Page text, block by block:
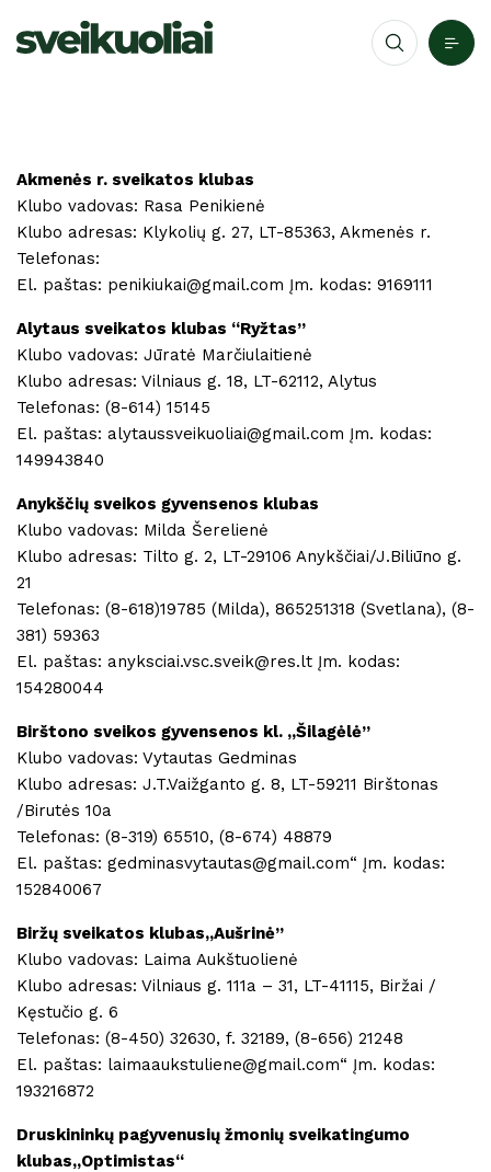
Akmenės r. sveikatos klubas
Klubo vadovas: Rasa Penikienė
Klubo adresas: Klykolių g. 27, LT-85363, Akmenės r.
Telefonas:
El. paštas: penikiukai@gmail.com Įm. kodas: 9169111
Alytaus sveikatos klubas “Ryžtas”
Klubo vadovas: Jūratė Marčiulaitienė
Klubo adresas: Vilniaus g. 18, LT-62112, Alytus
Telefonas: (8-614) 15145
El. paštas: alytaussveikuoliai@gmail.com Įm. kodas:
149943840
Anykščių sveikos gyvensenos klubas
Klubo vadovas: Milda Šerelienė
Klubo adresas: Tilto g. 2, LT-29106 Anykščiai/J.Biliūno g.
21
Telefonas: (8-618)19785 (Milda), 865251318 (Svetlana), (8-
381) 59363
El. paštas: anyksciai.vsc.sveik@res.lt Įm. kodas:
154280044
Birštono sveikos gyvensenos kl. ,,Šilagėlė”
Klubo vadovas: Vytautas Gedminas
Klubo adresas: J.T.Vaižganto g. 8, LT-59211 Birštonas
/Birutės 10a
Telefonas: (8-319) 65510, (8-674) 48879
El. paštas: gedminasvytautas@gmail.com“ Įm. kodas:
152840067
Biržų sveikatos klubas,,Aušrinė”
Klubo vadovas: Laima Aukštuolienė
Klubo adresas: Vilniaus g. 111a – 31, LT-41115, Biržai /
Kęstučio g. 6
Telefonas: (8-450) 32630, f. 32189, (8-656) 21248
El. paštas: laimaaukstuliene@gmail.com“ Įm. kodas:
193216872
Druskininkų pagyvenusių žmonių sveikatingumo
klubas,,Optimistas“